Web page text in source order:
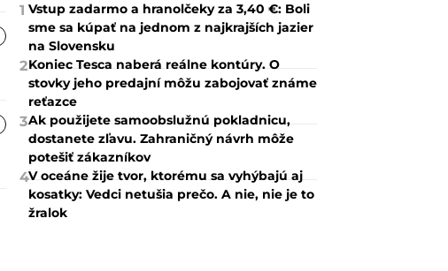
1 Vstup zadarmo a hranolčeky za 3,40 €: Boli
sme sa kúpať na jednom z najkrajších jazier
na Slovensku
2Koniec Tesca naberá reálne kontúry. O
stovky jeho predajní môžu zabojovať známe
reťazce
3Ak použijete samoobslužnú pokladnicu,
dostanete zľavu. Zahraničný návrh môže
potešiť zákazníkov
4V oceáne žije tvor, ktorému sa vyhýbajú aj
kosatky: Vedci netušia prečo. A nie, nie je to
žralok